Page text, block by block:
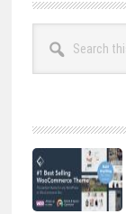
this
website